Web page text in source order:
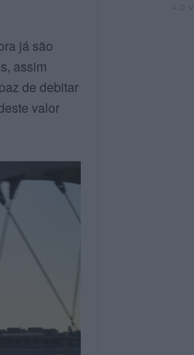
já são
assim
de debitar
valor